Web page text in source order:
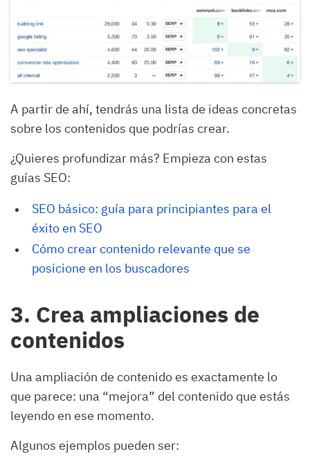
A partir de ahí, tendrás una lista de ideas concretas
sobre los contenidos que podrías crear.
¿Quieres profundizar más? Empieza con estas
guías SEO:
SEO básico: guía para principiantes para el
éxito en SEO
Cómo crear contenido relevante que se
posicione en los buscadores
3. Crea ampliaciones de
contenidos
Una ampliación de contenido es exactamente lo
que parece: una “mejora” del contenido que estás
leyendo en ese momento.
Algunos ejemplos pueden ser: